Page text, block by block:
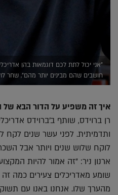
"אני יכול לתת לכם דוגמאות בהן
חושבים שהם מבינים יותר מהם", שחר
איך זה משפיע על הדור הבא של
רן ברוידס, שותף ב'ברוידס
ותדמיתית. לפני עשר שנים לקח
לוקח שלוש שנים ויותר אבל
ארנון ניר: "זה אמור להיות
שומע מאדריכלים צעירים כמה
מהערך שלו. אנחנו באנו עם